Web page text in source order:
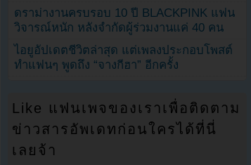
ดราม่างานครบรอบ 10 ปี BLACKPINK แฟน
วิจารณ์หนัก หลังจำกัดผู้ร่วมงานแค่ 40 คน
ไอยูอัปเดตชีวิตล่าสุด แต่เพลงประกอบโพสต์
ทำแฟนๆ พูดถึง “จางกีฮา” อีกครั้ง
Like แฟนเพจของเราเพื่อติดตาม
ข่าวสารอัพเดทก่อนใครได้ที่นี่
เลยจ้า